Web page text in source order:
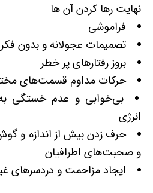
نهایت رها کردن آن ها
فراموشی
تصمیمات عجولانه و بدون فکر
بروز رفتارهای پر خطر
حرکات مداوم قسمت‌های
بی‌خوابی و عدم خستگی به
انرژی
حرف زدن بیش از اندازه و
و صحبت‌های اطرافیان
ایجاد مزاحمت و دردسرهای